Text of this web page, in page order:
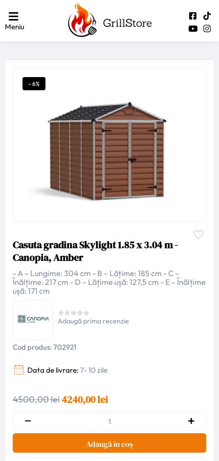
Meniu
- 6%
Casuta gradina Skylight 1.85 x 3.04 m -
Canopia, Amber
- A – Lungime: 304 cm - B – Lățime: 185 cm - C –
Înălțime: 217 cm - D – Lățime ușă: 127,5 cm - E – Înălțime
ușă: 171 cm
Adaugă prima recenzie
Cod produs: 702921
Data de livrare: 7- 10 zile
4500,00 lei4240,00 lei
Adaugă în coș